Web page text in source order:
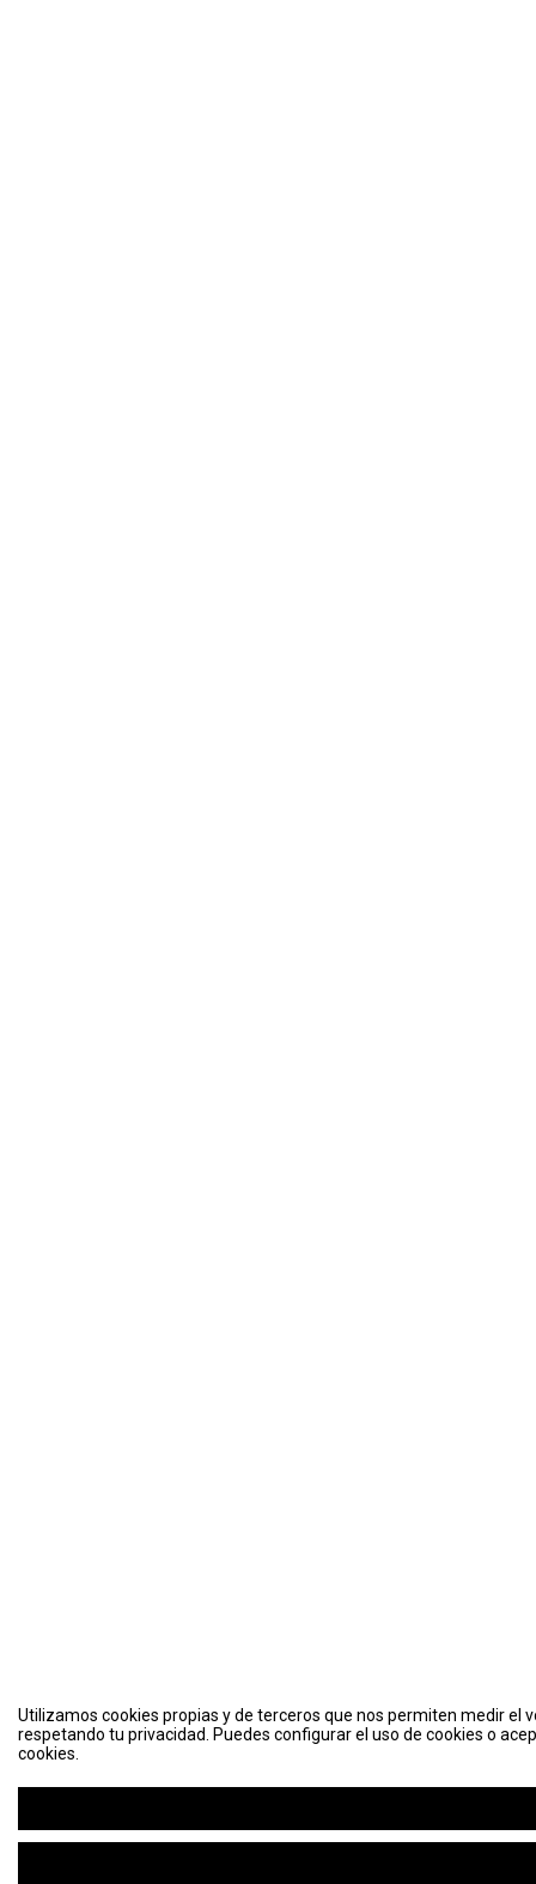
Utilizamos cookies propias y de terceros que nos permiten medir el
respetando tu privacidad. Puedes configurar el uso de cookies o
cookies.